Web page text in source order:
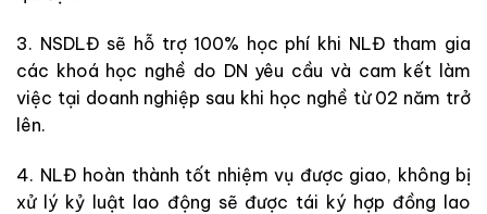
3. NSDLĐ sẽ hỗ trợ 100% học phí khi NLĐ tham gia
các khoá học nghề do DN yêu cầu và cam kết làm
việc tại doanh nghiệp sau khi học nghề từ 02 năm trở
lên.
4. NLĐ hoàn thành tốt nhiệm vụ được giao, không bị
xử lý kỷ luật lao động sẽ được tái ký hợp đồng lao